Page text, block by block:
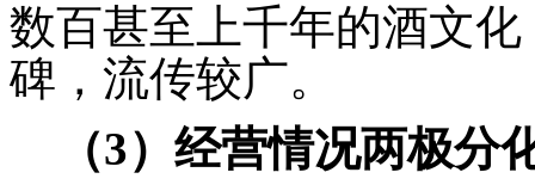
数百甚至上千年的酒文
碑，流传较广。
（3）经营情况两极分